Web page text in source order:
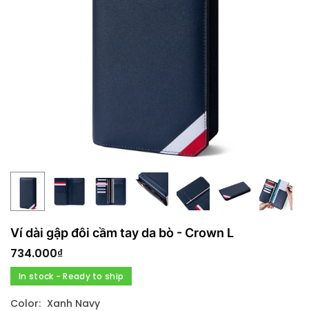
Ví dài gập đôi cầm tay da bò - Crown L
Regular
price
734.000₫
In stock - Ready to ship
Color: Xanh Navy